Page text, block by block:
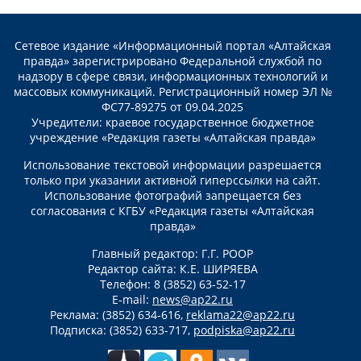
Сетевое издание «Информационный портал «Алтайская
правда» зарегистрировано Федеральной службой по
надзору в сфере связи, информационных технологий и
массовых коммуникаций. Регистрационный номер ЭЛ №
ФС77-89275 от 09.04.2025
Учредители: краевое государственное бюджетное
учреждение «Редакция газеты «Алтайская правда»
Использование текстовой информации разрешается
только при указании активной гиперссылки на сайт.
Использование фотографий запрещается без
согласования с КГБУ «Редакция газеты «Алтайская
правда»
Главный редактор: Г.Г. РООР
Редактор сайта: К.Е. ШИРЯЕВА
Телефон: 8 (3852) 63-52-17
E-mail: news@ap22.ru
Реклама: (3852) 634-616, reklama22@ap22.ru
Подписка: (3852) 633-717, podpiska@ap22.ru